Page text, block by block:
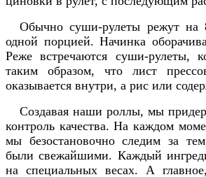
Обычно суши-рулеты режут на
одной порцией. Начинка
Реже встречаются суши-рулеты,
таким образом, что лист
оказывается внутри, а рис или
Создавая наши роллы, мы
контроль качества. На каждом
мы безостановочно следим за
были свежайшими. Каждый
на специальных весах. А